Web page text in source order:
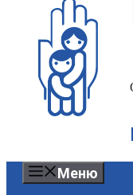
Меню